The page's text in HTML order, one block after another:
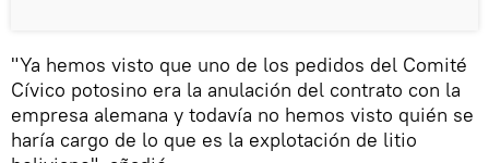
"Ya hemos visto que uno de los pedidos del Comité
Cívico potosino era la anulación del contrato con la
empresa alemana y todavía no hemos visto quién se
haría cargo de lo que es la explotación de litio